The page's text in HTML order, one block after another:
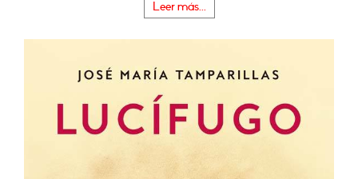
Leer más...